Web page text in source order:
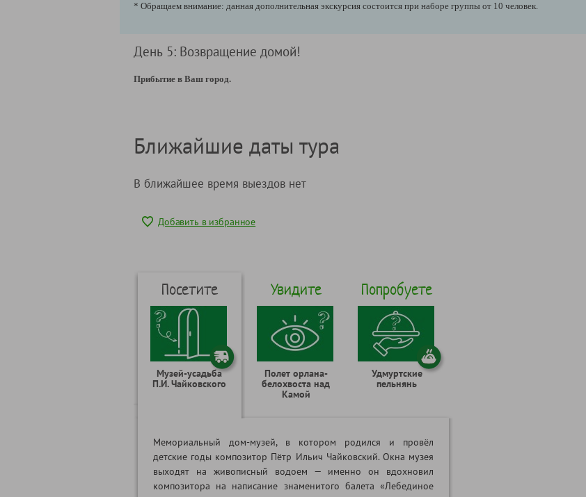
* Обращаем внимание: данная дополнительная экскурсия состоится при наборе группы от 10 человек.
День 5: Возвращение домой!
Прибытие в Ваш город.
Ближайшие даты тура
В ближайшее время выездов нет
Добавить в избранное
Посетите
Музей-усадьба
П.И. Чайковского
Увидите
Полет орлана-
белохвоста над
Камой
Попробуете
Удмуртские
пельнянь
Мемориальный дом-музей, в котором родился и провёл
детские годы композитор Пётр Ильич Чайковский. Окна музея
выходят на живописный водоем — именно он вдохновил
композитора на написание знаменитого балета «Лебединое